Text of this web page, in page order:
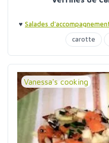
♥ Salades
♥
carotte
Vanessa's cooking